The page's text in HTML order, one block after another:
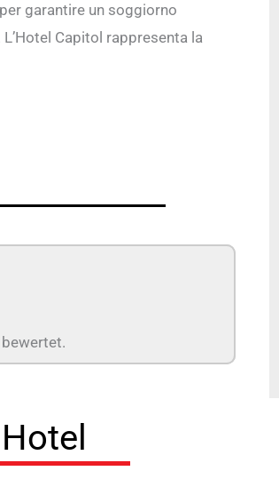
garantire un soggiorno
Capitol rappresenta la